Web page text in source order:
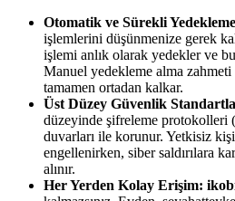
Otomatik ve Sürekli
işlemlerini düşünmenize gerek
işlemi anlık olarak yedekler ve
Manuel yedekleme alma
tamamen ortadan kalkar.
Üst Düzey Güvenlik
düzeyinde şifreleme protokolleri
duvarları ile korunur. Yetkisiz
engellenirken, siber saldırılara
alınır.
Her Yerden Kolay Erişim: